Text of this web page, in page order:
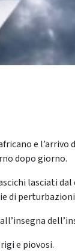
e l’arrivo
dopo giorno.
lasciati dal
di
e piovosi.